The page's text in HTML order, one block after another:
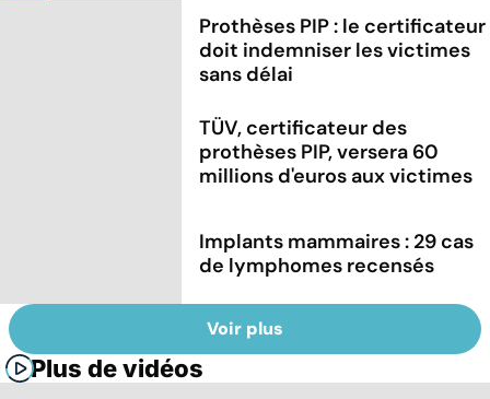
Prothèses PIP : le certificateur
doit indemniser les victimes
sans délai
TÜV, certificateur des
prothèses PIP, versera 60
millions d'euros aux victimes
Implants mammaires : 29 cas
de lymphomes recensés
Voir plus
Plus de vidéos